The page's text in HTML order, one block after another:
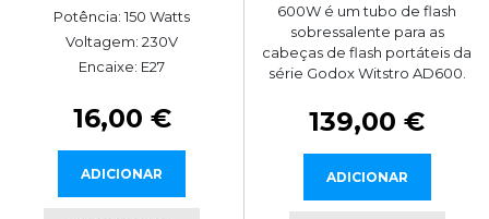
Potência: 150 Watts
Voltagem: 230V
Encaixe: E27
16,00 €
ADICIONAR
600W é um tubo de flash
sobressalente para as
cabeças de flash portáteis da
série Godox Witstro AD600.
139,00 €
ADICIONAR